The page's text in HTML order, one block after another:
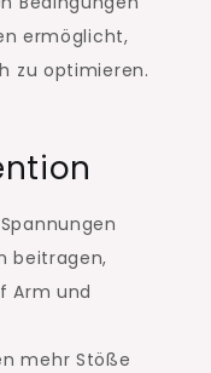
ermöglicht,
zu optimieren.
beitragen,
Arm und
mehr Stöße